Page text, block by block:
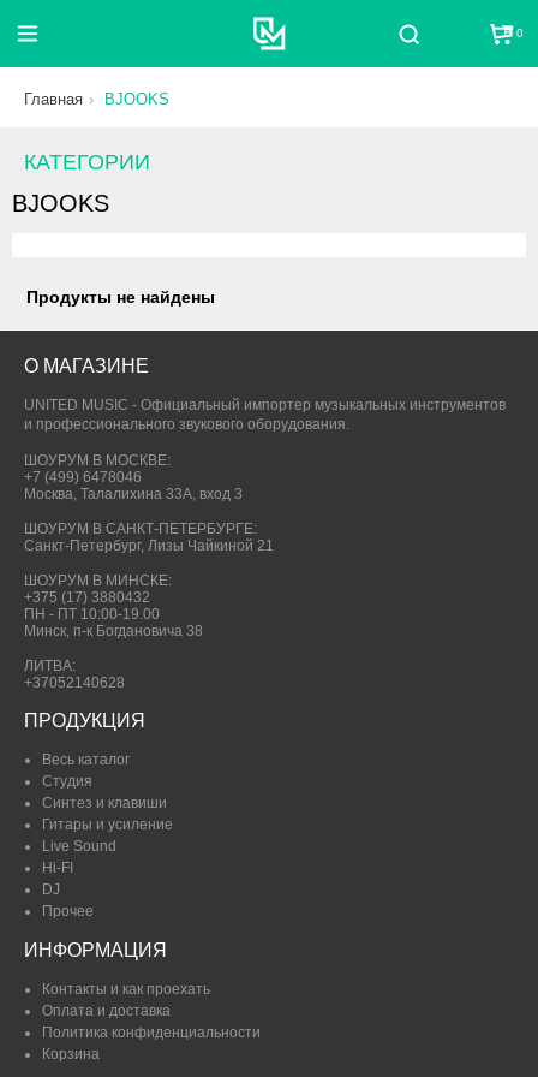
Поиск 0
Главная BJOOKS
КАТЕГОРИИ
BJOOKS
Продукты не найдены
О МАГАЗИНЕ
UNITED MUSIC - Официальный импортер музыкальных инструментов
и профессионального звукового оборудования.
ШОУРУМ В МОСКВЕ:
+7 (499) 6478046
Москва, Талалихина 33А, вход 3
ШОУРУМ В САНКТ-ПЕТЕРБУРГЕ:
Санкт-Петербург, Лизы Чайкиной 21
ШОУРУМ В МИНСКЕ:
+375 (17) 3880432
ПН - ПТ 10:00-19.00
Минск, п-к Богдановича 38
ЛИТВА:
+37052140628
ПРОДУКЦИЯ
Весь каталог
Студия
Синтез и клавиши
Гитары и усиление
Live Sound
Hi-FI
DJ
Прочее
ИНФОРМАЦИЯ
Контакты и как проехать
Оплата и доставка
Политика конфиденциальности
Корзина